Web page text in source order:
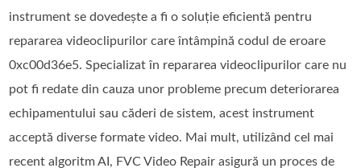
instrument se dovedește a fi o soluție eficientă pentru
repararea videoclipurilor care întâmpină codul de eroare
0xc00d36e5. Specializat în repararea videoclipurilor care nu
pot fi redate din cauza unor probleme precum deteriorarea
echipamentului sau căderi de sistem, acest instrument
acceptă diverse formate video. Mai mult, utilizând cel mai
recent algoritm AI, FVC Video Repair asigură un proces de